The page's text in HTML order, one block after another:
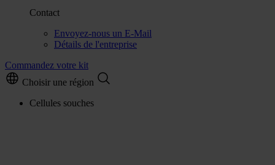
Contact
Envoyez-nous un E-Mail
Détails de l'entreprise
Commandez votre kit
Choisir une région
Cellules souches